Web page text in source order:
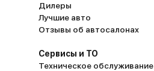
Дилеры
Лучшие авто
Отзывы об автосалонах
Сервисы и ТО
Техническое обслуживание